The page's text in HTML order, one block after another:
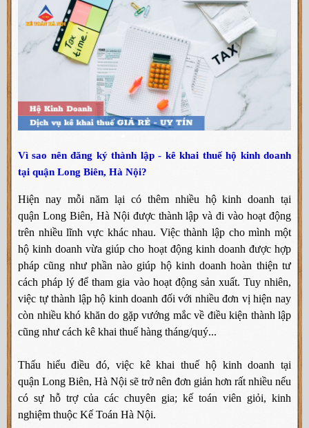
Vì sao nên đăng ký thành lập - kê khai thuế hộ kinh doanh
tại quận Long Biên, Hà Nội?
Hiện nay mỗi năm lại có thêm nhiều hộ kinh doanh tại
quận Long Biên, Hà Nội được thành lập và đi vào hoạt động
trên nhiều lĩnh vực khác nhau. Việc thành lập cho mình một
hộ kinh doanh vừa giúp cho hoạt động kinh doanh được hợp
pháp cũng như phần nào giúp hộ kinh doanh hoàn thiện tư
cách pháp lý để tham gia vào hoạt động sản xuất. Tuy nhiên,
việc tự thành lập hộ kinh doanh đối với nhiều đơn vị hiện nay
còn nhiều khó khăn do gặp vướng mắc về điều kiện thành lập
cũng như cách kê khai thuế hàng tháng/quý...
Thấu hiểu điều đó, việc kê khai thuế hộ kinh doanh tại
quận Long Biên, Hà Nội sẽ trở nên đơn giản hơn rất nhiều nếu
có sự hỗ trợ của các chuyên gia; kế toán viên giỏi, kinh
nghiệm thuộc Kế Toán Hà Nội.